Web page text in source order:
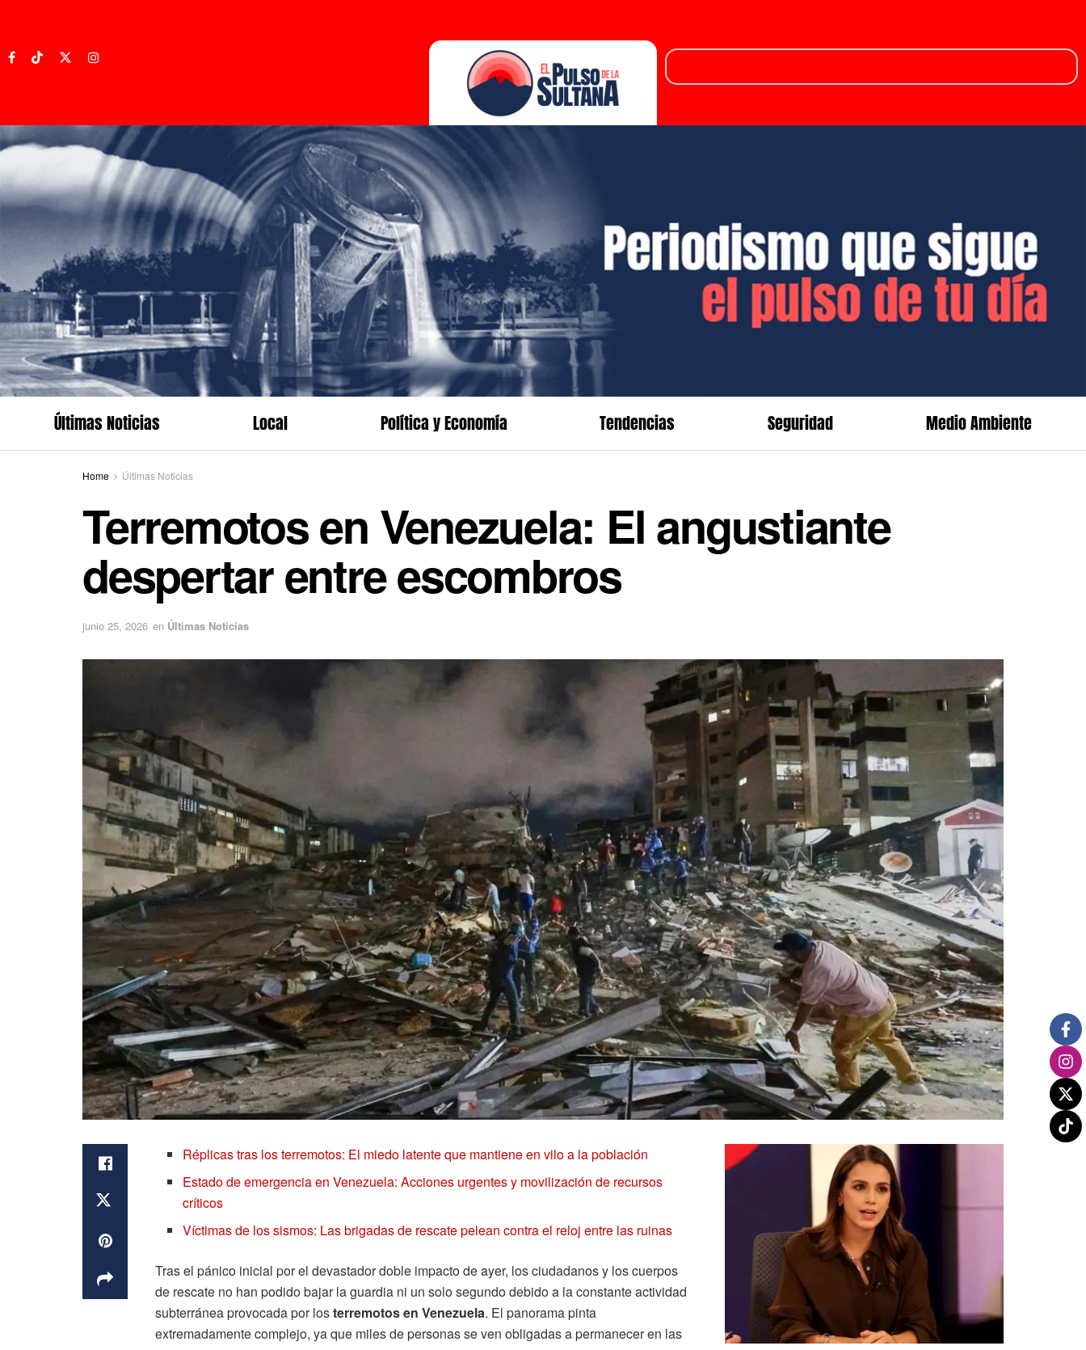
Últimas Noticias Local Política y Economía Tendencias Seguridad Medio Ambiente
Home Últimas Noticias
Terremotos en Venezuela: El angustiante
despertar entre escombros
junio 25, 2026 en Últimas Noticias
Réplicas tras los terremotos: El miedo latente que mantiene en vilo a la población
Estado de emergencia en Venezuela: Acciones urgentes y movilización de recursos
críticos
Víctimas de los sismos: Las brigadas de rescate pelean contra el reloj entre las ruinas
Tras el pánico inicial por el devastador doble impacto de ayer, los ciudadanos y los cuerpos
de rescate no han podido bajar la guardia ni un solo segundo debido a la constante actividad
subterránea provocada por losterremotos en Venezuela. El panorama pinta
extremadamente complejo, ya que miles de personas se ven obligadas a permanecer en las